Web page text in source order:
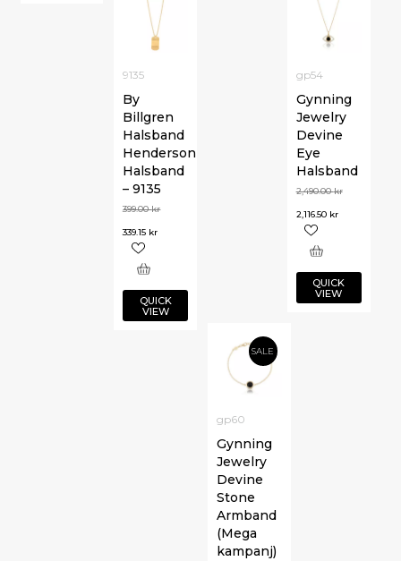
9135
By
Billgren
Halsband
Henderson
Halsband
– 9135
399.00kr
339.15 kr
QUICK
VIEW
gp54
Gynning
Jewelry
Devine
Eye
Halsband
2,490.00kr
2,116.50 kr
QUICK
VIEW
SALE
gp60
Gynning
Jewelry
Devine
Stone
Armband
(Mega
kampanj)